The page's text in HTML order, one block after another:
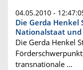
04.05.2010 -
Die Gerda
Nationalstaat
Die Gerda Henkel
transnationale …